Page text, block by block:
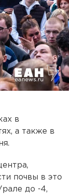
в
а также в
почвы в это
до -4,